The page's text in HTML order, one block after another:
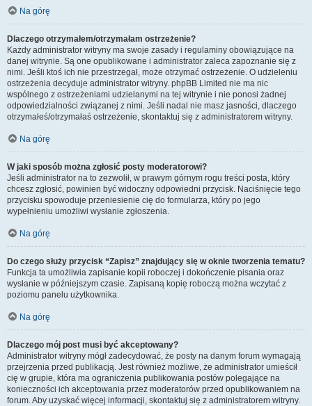
Na górę
Dlaczego otrzymałem/otrzymałam ostrzeżenie?
Każdy administrator witryny ma swoje zasady i regulaminy obowiązujące na
danej witrynie. Są one opublikowane i administrator zaleca zapoznanie się z
nimi. Jeśli ktoś ich nie przestrzegał, może otrzymać ostrzeżenie. O udzieleniu
ostrzeżenia decyduje administrator witryny. phpBB Limited nie ma nic
wspólnego z ostrzeżeniami udzielanymi na tej witrynie i nie ponosi żadnej
odpowiedzialności związanej z nimi. Jeśli nadal nie masz jasności, dlaczego
otrzymałeś/otrzymałaś ostrzeżenie, skontaktuj się z administratorem witryny.
Na górę
W jaki sposób można zgłosić posty moderatorowi?
Jeśli administrator na to zezwolił, w prawym górnym rogu treści posta, który
chcesz zgłosić, powinien być widoczny odpowiedni przycisk. Naciśnięcie tego
przycisku spowoduje przeniesienie cię do formularza, który po jego
wypełnieniu umożliwi wysłanie zgłoszenia.
Na górę
Do czego służy przycisk “Zapisz” znajdujący się w oknie tworzenia tematu?
Funkcja ta umożliwia zapisanie kopii roboczej i dokończenie pisania oraz
wysłanie w późniejszym czasie. Zapisaną kopię roboczą można wczytać z
poziomu panelu użytkownika.
Na górę
Dlaczego mój post musi być akceptowany?
Administrator witryny mógł zadecydować, że posty na danym forum wymagają
przejrzenia przed publikacją. Jest również możliwe, że administrator umieścił
cię w grupie, która ma ograniczenia publikowania postów polegające na
konieczności ich akceptowania przez moderatorów przed opublikowaniem na
forum. Aby uzyskać więcej informacji, skontaktuj się z administratorem witryny.